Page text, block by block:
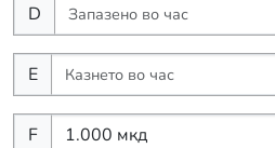
D
E
F